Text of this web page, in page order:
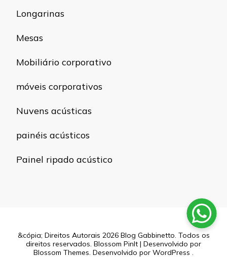
Longarinas
Mesas
Mobiliário corporativo
móveis corporativos
Nuvens acústicas
painéis acústicos
Painel ripado acústico
&cópia; Direitos Autorais 2026 Blog Gabbinetto. Todos os
direitos reservados. Blossom PinIt | Desenvolvido por
Blossom Themes. Desenvolvido por WordPress .